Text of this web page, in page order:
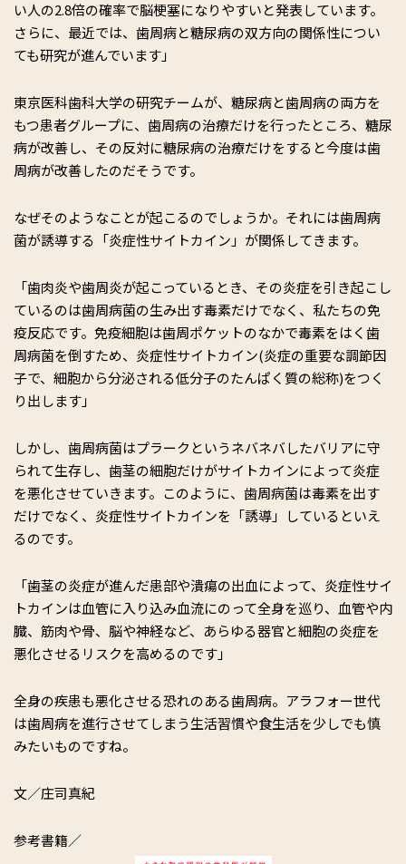
い人の2.8倍の確率で脳梗塞になりやすいと発表しています。
さらに、最近では、歯周病と糖尿病の双方向の関係性につい
ても研究が進んでいます」
東京医科歯科大学の研究チームが、糖尿病と歯周病の両方を
もつ患者グループに、歯周病の治療だけを行ったところ、糖尿
病が改善し、その反対に糖尿病の治療だけをすると今度は歯
周病が改善したのだそうです。
なぜそのようなことが起こるのでしょうか。それには歯周病
菌が誘導する「炎症性サイトカイン」が関係してきます。
「歯肉炎や歯周炎が起こっているとき、その炎症を引き起こし
ているのは歯周病菌の生み出す毒素だけでなく、私たちの免
疫反応です。免疫細胞は歯周ポケットのなかで毒素をはく歯
周病菌を倒すため、炎症性サイトカイン(炎症の重要な調節因
子で、細胞から分泌される低分子のたんぱく質の総称)をつく
り出します」
しかし、歯周病菌はプラークというネバネバしたバリアに守
られて生存し、歯茎の細胞だけがサイトカインによって炎症
を悪化させていきます。このように、歯周病菌は毒素を出す
だけでなく、炎症性サイトカインを「誘導」しているといえ
るのです。
「歯茎の炎症が進んだ患部や潰瘍の出血によって、炎症性サイ
トカインは血管に入り込み血流にのって全身を巡り、血管や内
臓、筋肉や骨、脳や神経など、あらゆる器官と細胞の炎症を
悪化させるリスクを高めるのです」
全身の疾患も悪化させる恐れのある歯周病。アラフォー世代
は歯周病を進行させてしまう生活習慣や食生活を少しでも慎
みたいものですね。
文／庄司真紀
参考書籍／